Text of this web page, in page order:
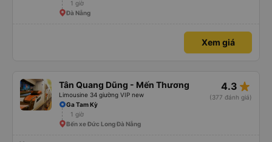
1 giờ
Đà Nẵng
Xem giá
Tân Quang Dũng - Mến Thương
Limousine 34 giường VIP new
4.3 star_rate
(377 đánh giá)
Ga Tam Kỳ
1 giờ
Bến xe Đức Long Đà Nẵng